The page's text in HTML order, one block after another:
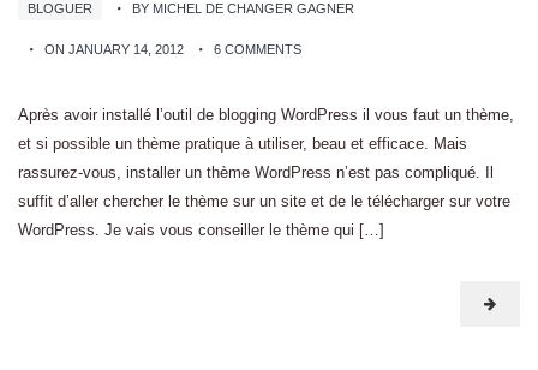
BLOGUER BY MICHEL DE CHANGER GAGNER
ON JANUARY 14, 2012 6 COMMENTS
Après avoir installé l’outil de blogging WordPress il vous faut un thème,
et si possible un thème pratique à utiliser, beau et efficace. Mais
rassurez-vous, installer un thème WordPress n’est pas compliqué. Il
suffit d’aller chercher le thème sur un site et de le télécharger sur votre
WordPress. Je vais vous conseiller le thème qui […]